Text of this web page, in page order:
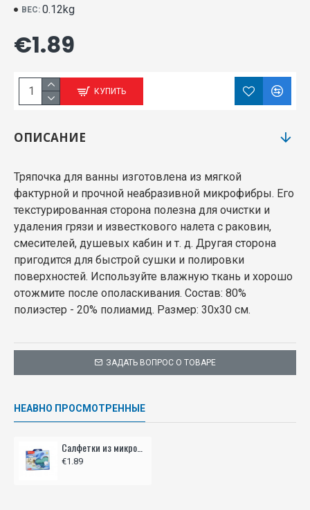
ВЕС: 0.12kg
€1.89
КУПИТЬ
ЗАДАТЬ ВОПРОС О ТОВАРЕ
ОПИСАНИЕ
Тряпочка для ванны изготовлена из мягкой
фактурной и прочной неабразивной микрофибры. Его
текстурированная сторона полезна для очистки и
удаления грязи и известкового налета с раковин,
смесителей, душевых кабин и т. д. Другая сторона
пригодится для быстрой сушки и полировки
поверхностей. Используйте влажную ткань и хорошо
отожмите после ополаскивания. Состав: 80%
полиэстер - 20% полиамид. Размер: 30x30 см.
НЕАВНО ПРОСМОТРЕННЫЕ
Салфетки из микрофибры - 3 шт. 30х30см.
€1.89